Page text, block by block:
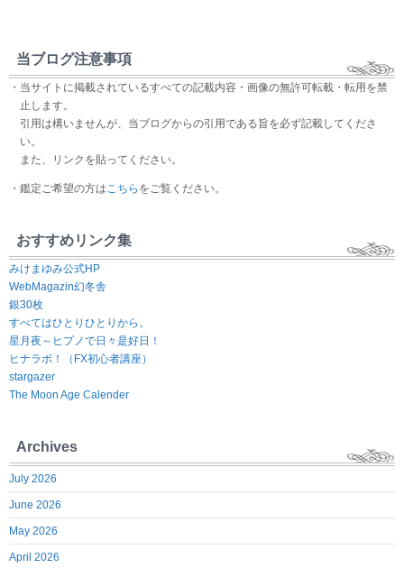
当ブログ注意事項
・当サイトに掲載されているすべての記載内容・画像の無許可転載・転用を禁
止します。
引用は構いませんが、当ブログからの引用である旨を必ず記載してくださ
い。
また、リンクを貼ってください。
・鑑定ご希望の方はこちら をご覧ください。
おすすめリンク集
みけまゆみ公式HP
WebMagazin幻冬舎
銀30枚
すべてはひとりひとりから。
星月夜～ヒプノで日々是好日！
ヒナラボ！（FX初心者講座）
stargazer
The Moon Age Calender
Archives
July 2026
June 2026
May 2026
April 2026